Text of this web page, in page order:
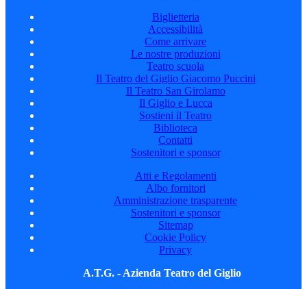
Biglietteria
Accessibilità
Come arrivare
Le nostre produzioni
Teatro scuola
Il Teatro del Giglio Giacomo Puccini
Il Teatro San Girolamo
Il Giglio e Lucca
Sostieni il Teatro
Biblioteca
Contatti
Sostenitori e sponsor
Atti e Regolamenti
Albo fornitori
Amministrazione trasparente
Sostenitori e sponsor
Sitemap
Cookie Policy
Privacy
A.T.G. - Azienda Teatro del Giglio